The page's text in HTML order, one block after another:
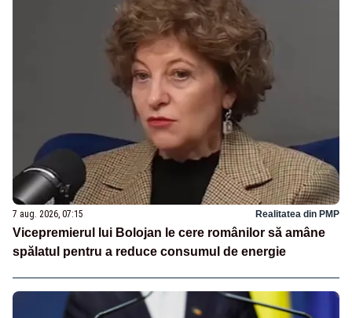
7 aug. 2026, 07:15 Realitatea din PMP
Vicepremierul lui Bolojan le cere românilor să amâne
spălatul pentru a reduce consumul de energie